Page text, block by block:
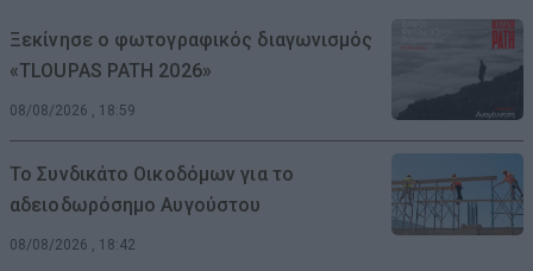
Ξεκίνησε ο φωτογραφικός διαγωνισμός
«TLOUPAS PATH 2026»
08/08/2026 , 18:59
Το Συνδικάτο Οικοδόμων για το
αδειοδωρόσημο Αυγούστου
08/08/2026 , 18:42